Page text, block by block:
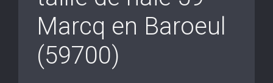
Marcq en Baroeul
(59700)